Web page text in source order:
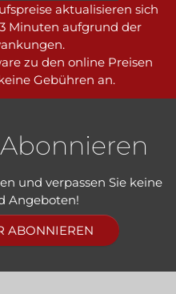
aktualisieren sich
Minuten aufgrund der
zu den online Preisen
Gebühren an.
Abonnieren
und verpassen Sie keine
Angeboten!
ABONNIEREN